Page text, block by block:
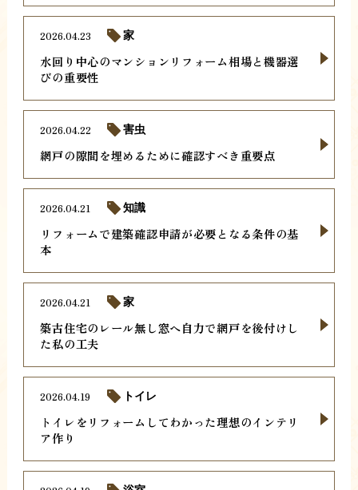
水回り中心のマンションリフォーム相場と機器選
びの重要性
2026.04.23 家
網戸の隙間を埋めるために確認すべき重要点
2026.04.22 害虫
リフォームで建築確認申請が必要となる条件の基
本
2026.04.21 知識
築古住宅のレール無し窓へ自力で網戸を後付けし
た私の工夫
2026.04.21 家
トイレをリフォームしてわかった理想のインテリ
ア作り
2026.04.19 トイレ